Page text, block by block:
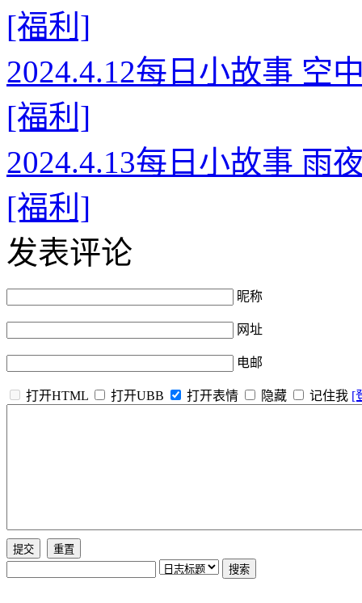
[福利]
2024.4.12每日小故事 空
[福利]
2024.4.13每日小故事 雨
[福利]
发表评论
昵称
网址
电邮
打开HTML 打开UBB 打开表情 隐藏 记住我 [